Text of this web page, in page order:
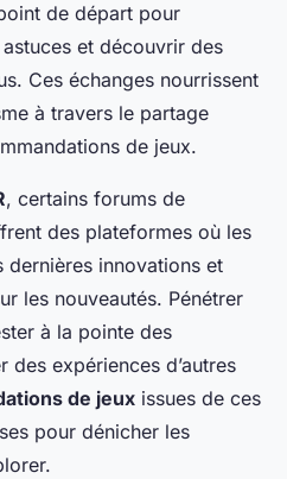
de départ pour
et découvrir des
Ces échanges nourrissent
à travers le partage
de jeux.
, certains forums de
des plateformes où les
dernières innovations et
les nouveautés. Pénétrer
à la pointe des
des expériences d’autres
de jeux issues de ces
pour dénicher les